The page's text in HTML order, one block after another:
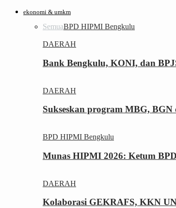
ekonomi & umkm
SemuaBPD HIPMI Bengkulu
DAERAH
Bank Bengkulu, KONI, dan
DAERAH
Sukseskan program MBG,
BPD HIPMI Bengkulu
Munas HIPMI 2026: Ketum
DAERAH
Kolaborasi GEKRAFS, KKN